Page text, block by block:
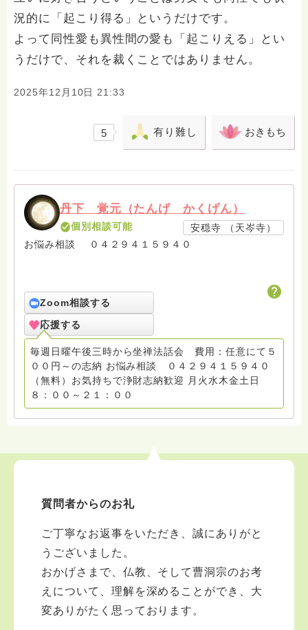
況的に「起こり得る」というだけです。
よって同性愛も異性間の愛も「起こりえる」とい
うだけで、それを裁くことではありません。
2025年12月10日 21:33
5 有り難し おきもち
丹下 覚元（たんげ かくげん）
個別相談可能
安穏寺 （天岑寺）
お悩み相談 ０４２９４１５９４０
Zoom相談する
応援する
毎週日曜午後三時から坐禅法話会 費用：任意にて５
００円～の志納 お悩み相談 ０４２９４１５９４０
（無料）お気持ちで浄財志納歓迎 月火水木金土日
８：００～２１：００
質問者からのお礼
ご丁寧なお返事をいただき、誠にありがと
うございました。
おかげさまで、仏教、そして曹洞宗のお考
えについて、理解を深めることができ、大
変ありがたく思っております。